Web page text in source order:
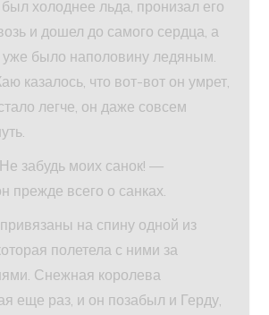
холоднее льда, пронизал его
и дошел до самого сердца, а
уже было наполовину ледяным.
казалось, что вот-вот он умрет,
легче, он даже совсем
забудь моих санок! —
прежде всего о санках.
на спину одной из
полетела с ними за
Снежная королева
еще раз, и он позабыл и Герду,